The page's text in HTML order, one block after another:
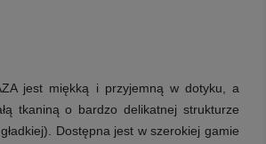
jest miękką i przyjemną w dotyku, a
tkaniną o bardzo delikatnej strukturze
Dostępna jest w szerokiej gamie